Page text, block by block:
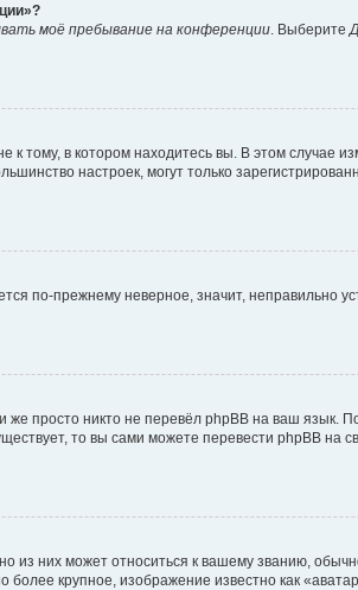
моё пребывание на конференции . Выберите
тому, в котором находитесь вы. В этом случае
настроек, могут только
по-прежнему неверное, значит, неправильно
просто никто не перевёл phpBB на ваш язык.
то вы сами можете перевести phpBB
из них может относиться к вашему званию,
крупное, изображение известно как